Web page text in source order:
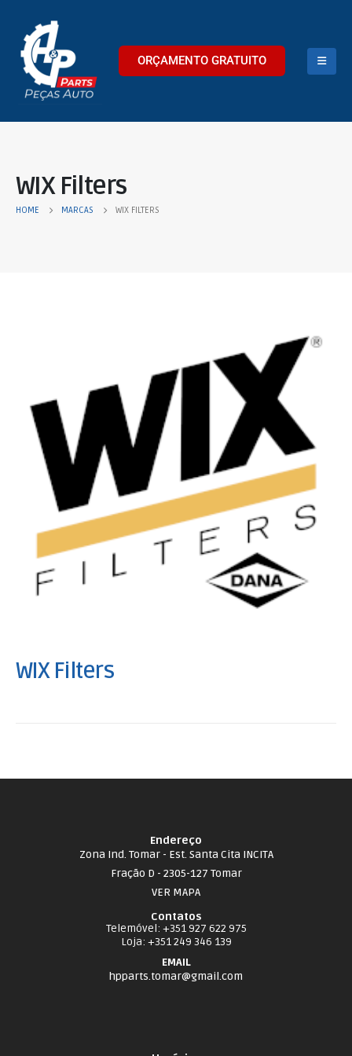
ORÇAMENTO GRATUITO
WIX Filters
HOME MARCAS WIX FILTERS
WIX Filters
Endereço
Zona Ind. Tomar - Est. Santa Cita INCITA
Fração D - 2305-127 Tomar
VER MAPA
Contatos
Telemóvel: +351 927 622 975
Loja: +351 249 346 139
EMAIL
hpparts.tomar@gmail.com